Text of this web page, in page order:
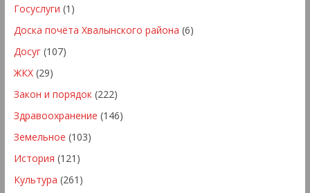
Госуслуги (1)
Доска почёта Хвалынского района (6)
Досуг(107)
ЖКХ(29)
Закон и порядок(222)
Здравоохранение (146)
Земельное (103)
История (121)
Культура (261)